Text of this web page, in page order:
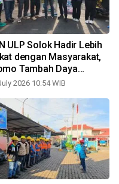
ULP Solok Hadir Lebih
dengan Masyarakat,
Tambah Daya
50 Persen
2026 10:54 WIB